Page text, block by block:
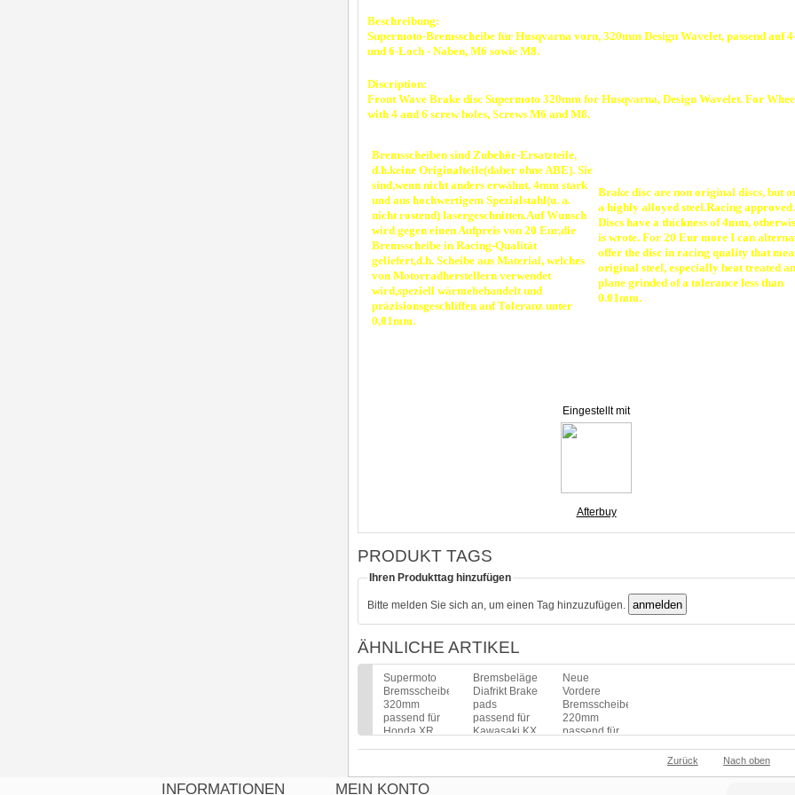
Beschreibung:
Supermoto-Bremsscheibe für Husqvarna vorn, 320mm Design Wavelet, passend auf
und 6-Loch - Naben, M6 sowie M8.
Discription:
Front Wave Brake disc Supermoto 320mm for Husqvarna, Design Wavelet. For
with 4 and 6 screw holes, Screws M6 and M8.
Bremsscheiben sind Zubehör-Ersatzteile,
d.h.keine Originalteile(daher ohne ABE). Sie
sind,wenn nicht anders erwähnt, 4mm stark
und aus hochwertigem Spezialstahl(u. a.
nicht rostend) lasergeschnitten.Auf Wunsch
wird gegen einen Aufpreis von 20 Eur,die
Bremsscheibe in Racing-Qualität
geliefert,d.h. Scheibe aus Material, welches
von Motorradherstellern verwendet
wird,speziell wärmebehandelt und
präzisionsgeschliffen auf Toleranz unter
0,01mm.
Brake disc are non original discs, but
a highly alloyed steel.Racing approved.
Discs have a thickness of 4mm,
is wrote. For 20 Eur more I can
offer the disc in racing quality that
original steel, especially heat treated
plane grinded of a tolerance less than
0.01mm.
Eingestellt mit
Afterbuy
PRODUKT TAGS
Ihren Produkttag hinzufügen
Bitte melden Sie sich an, um einen Tag hinzuzufügen.
ÄHNLICHE ARTIKEL
Supermoto
Bremsscheibe
320mm
passend für
Honda XR
169,00 €
Bremsbeläge
Diafrikt Brake
pads
passend für
Kawasaki KX
Neue
Vordere
Bremsscheibe
220mm
passend für
Zurück Nach oben
INFORMATIONEN MEIN KONTO